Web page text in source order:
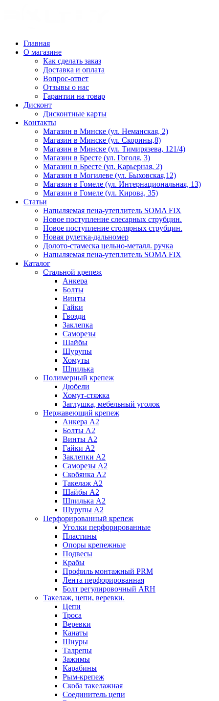
Главная
О магазине
Как сделать заказ
Доставка и оплата
Вопрос-ответ
Отзывы о нас
Гарантии на товар
Дисконт
Дисконтные карты
Контакты
Магазин в Минске (ул. Неманская, 2)
Магазин в Минске (ул. Скорины,8)
Магазин в Минске (ул. Тимирязева, 121/4)
Магазин в Бресте (ул. Гоголя, 3)
Магазин в Бресте (ул. Карьерная, 2)
Магазин в Могилеве (ул. Быховская,12)
Магазин в Гомеле (ул. Интернациональная, 13)
Магазин в Гомеле (ул. Кирова, 35)
Статьи
Напыляемая пена-утеплитель SOMA FIX
Новое поступление слесарных струбцин.
Новое поступление столярных струбцин.
Новая рулетка-дальномер
Долото-стамеска цельно-металл. ручка
Напыляемая пена-утеплитель SOMA FIX
Каталог
Стальной крепеж
Анкера
Болты
Винты
Гайки
Гвозди
Заклепка
Саморезы
Шайбы
Шурупы
Хомуты
Шпилька
Полимерный крепеж
Дюбели
Хомут-стяжка
Заглушка, мебельный уголок
Нержавеющий крепеж
Анкера А2
Болты А2
Винты А2
Гайки А2
Заклепки А2
Саморезы А2
Скобянка А2
Такелаж А2
Шайбы А2
Шпилька А2
Шурупы А2
Перфорированный крепеж
Уголки перфорированные
Пластины
Опоры крепежные
Подвесы
Крабы
Профиль монтажный PRM
Лента перфорированная
Болт регулировочный ARH
Такелаж, цепи, веревки.
Цепи
Троса
Веревки
Канаты
Шнуры
Талрепы
Зажимы
Карабины
Рым-крепеж
Скоба такелажная
Соединитель цепи